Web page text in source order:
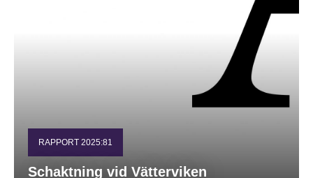
RAPPORT 2025:81
Schaktning vid Vätterviken